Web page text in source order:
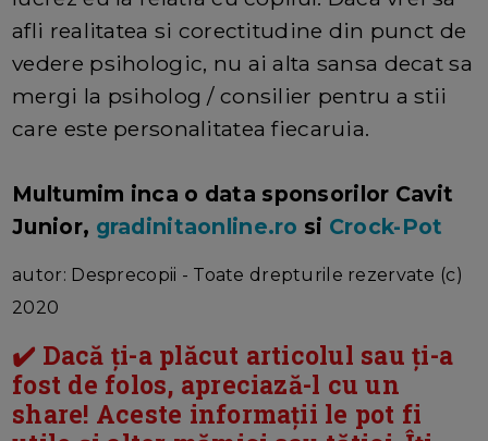
afli realitatea si corectitudine din punct de
vedere psihologic, nu ai alta sansa decat sa
mergi la psiholog / consilier pentru a stii
care este personalitatea fiecaruia.
Multumim inca o data sponsorilor Cavit
Junior, gradinitaonline.ro si Crock-Pot
autor: Desprecopii - Toate drepturile rezervate (c)
2020
✔️ Dacă ți-a plăcut articolul sau ți-a
fost de folos, apreciază-l cu un
share! Aceste informații le pot fi